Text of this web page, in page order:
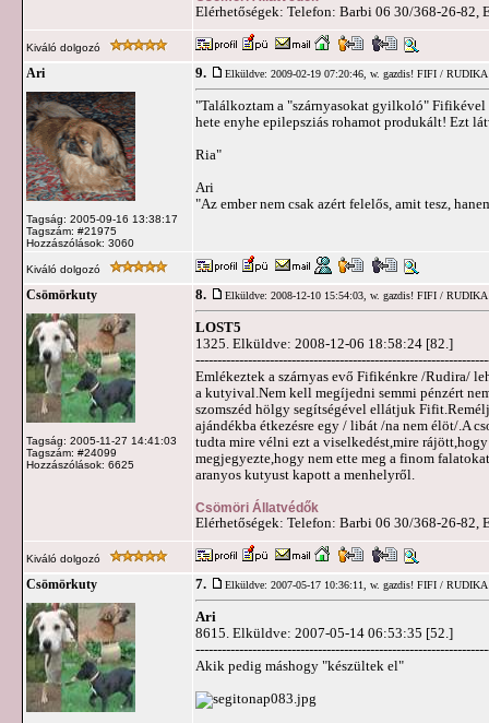
Elérhetőségek: Telefon: Barbi 06 30/368-26-82,
Kiváló dolgozó
Ari
Tagság: 2005-09-16 13:38:17
Tagszám: #21975
Hozzászólások: 3060
9. Elküldve: 2009-02-19 07:20:46, w. gazdis! FIFI / RUDIKA
"Találkoztam a "szárnyasokat gyilkoló"
hete enyhe epilepsziás rohamot produkált! Ezt
Ria"
Ari
"Az ember nem csak azért felelős, amit tesz,
Kiváló dolgozó
Csömörkuty
Tagság: 2005-11-27 14:41:03
Tagszám: #24099
Hozzászólások: 6625
8. Elküldve: 2008-12-10 15:54:03, w. gazdis! FIFI / RUDIKA
LOST5
1325. Elküldve: 2008-12-06 18:58:24 [82.]
Emlékeztek a szárnyas evő Fifikénkre /Rudira/
a kutyival.Nem kell megíjedni semmi pénzért
szomszéd hölgy segítségével ellátjuk
ajándékba étkezésre egy / libát /na nem élöt/.A
tudta mire vélni ezt a viselkedést,mire
megjegyezte,hogy nem ette meg a finom
aranyos kutyust kapott a menhelyről.
Csömöri Állatvédők
Elérhetőségek: Telefon: Barbi 06 30/368-26-82,
Kiváló dolgozó
Csömörkuty 7. Elküldve: 2007-05-17 10:36:11, w. gazdis! FIFI / RUDIKA
Ari
8615. Elküldve: 2007-05-14 06:53:35 [52.]
Akik pedig máshogy "készültek el"